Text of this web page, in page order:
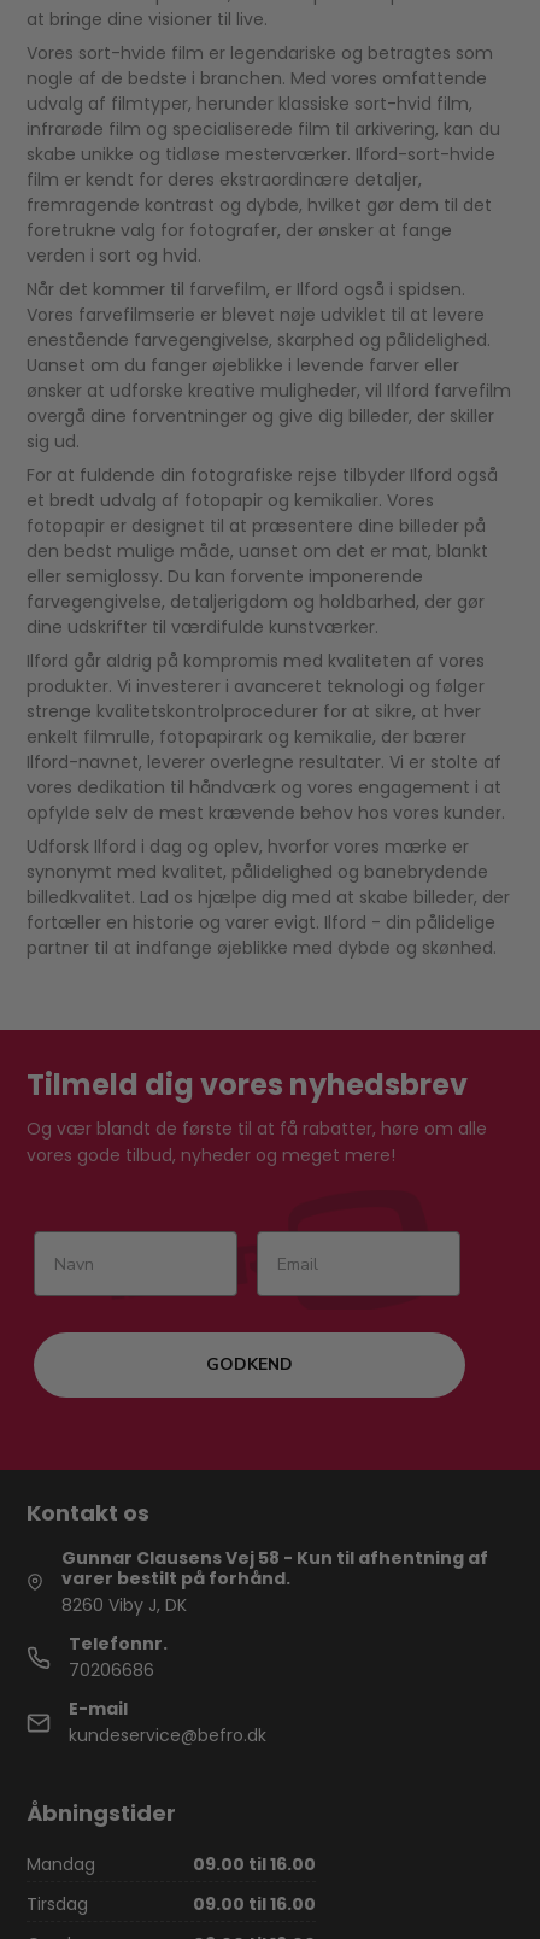
at bringe dine visioner til live.
Vores sort-hvide film er legendariske og betragtes som
nogle af de bedste i branchen. Med vores omfattende
udvalg af filmtyper, herunder klassiske sort-hvid film,
infrarøde film og specialiserede film til arkivering, kan du
skabe unikke og tidløse mesterværker. Ilford-sort-hvide
film er kendt for deres ekstraordinære detaljer,
fremragende kontrast og dybde, hvilket gør dem til det
foretrukne valg for fotografer, der ønsker at fange
verden i sort og hvid.
Når det kommer til farvefilm, er Ilford også i spidsen.
Vores farvefilmserie er blevet nøje udviklet til at levere
enestående farvegengivelse, skarphed og pålidelighed.
Uanset om du fanger øjeblikke i levende farver eller
ønsker at udforske kreative muligheder, vil Ilford farvefilm
overgå dine forventninger og give dig billeder, der skiller
sig ud.
For at fuldende din fotografiske rejse tilbyder Ilford også
et bredt udvalg af fotopapir og kemikalier. Vores
fotopapir er designet til at præsentere dine billeder på
den bedst mulige måde, uanset om det er mat, blankt
eller semiglossy. Du kan forvente imponerende
farvegengivelse, detaljerigdom og holdbarhed, der gør
dine udskrifter til værdifulde kunstværker.
Ilford går aldrig på kompromis med kvaliteten af ​​vores
produkter. Vi investerer i avanceret teknologi og følger
strenge kvalitetskontrolprocedurer for at sikre, at hver
enkelt filmrulle, fotopapirark og kemikalie, der bærer
Ilford-navnet, leverer overlegne resultater. Vi er stolte af
vores dedikation til håndværk og vores engagement i at
opfylde selv de mest krævende behov hos vores kunder.
Udforsk Ilford i dag og oplev, hvorfor vores mærke er
synonymt med kvalitet, pålidelighed og banebrydende
billedkvalitet. Lad os hjælpe dig med at skabe billeder, der
fortæller en historie og varer evigt. Ilford - din pålidelige
partner til at indfange øjeblikke med dybde og skønhed.
Tilmeld dig vores nyhedsbrev
Og vær blandt de første til at få rabatter, høre om alle
vores gode tilbud, nyheder og meget mere!
GODKEND
Kontakt os
Gunnar Clausens Vej 58 - Kun til afhentning af
varer bestilt på forhånd.
8260 Viby J, DK
Telefonnr.
70206686
E-mail
kundeservice@befro.dk
Åbningstider
Mandag
09.00 til 16.00
Tirsdag
09.00 til 16.00